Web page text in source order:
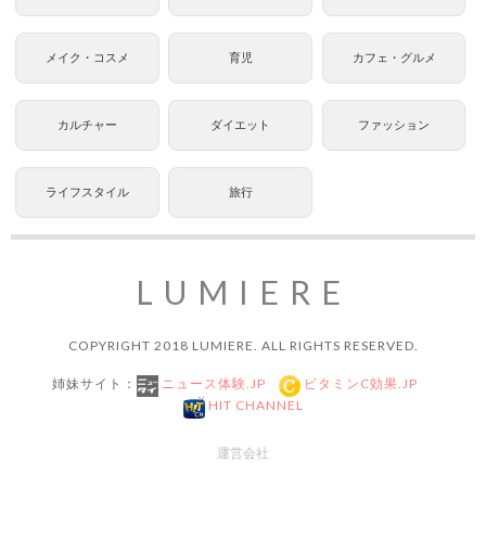
メイク・コスメ 育児 カフェ・グルメ
カルチャー ダイエット ファッション
ライフスタイル 旅行
LUMIERE
COPYRIGHT 2018 LUMIERE. ALL RIGHTS RESERVED.
姉妹サイト： ニュース体験.JP
ビタミンC効果.JP
HIT CHANNEL
運営会社